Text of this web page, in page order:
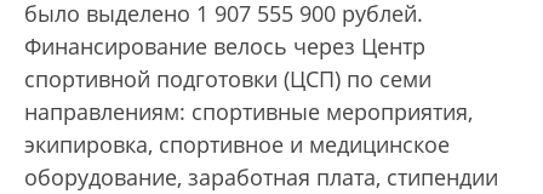
было выделено 1 907 555 900 рублей.
Финансирование велось через Центр
спортивной подготовки (ЦСП) по семи
направлениям: спортивные мероприятия,
экипировка, спортивное и медицинское
оборудование, заработная плата, стипендии